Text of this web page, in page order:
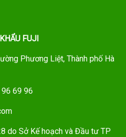
FUJI
Phương Liệt, Thành phố Hà
69 96
do Sở Kế hoạch và Đầu tư TP